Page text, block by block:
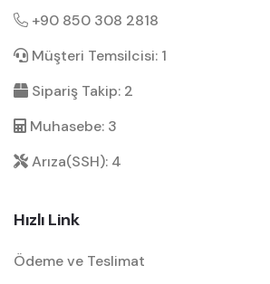
+90 850 308 2818
Müşteri Temsilcisi: 1
Sipariş Takip: 2
Muhasebe: 3
Arıza(SSH): 4
Hızlı Link
Ödeme ve Teslimat